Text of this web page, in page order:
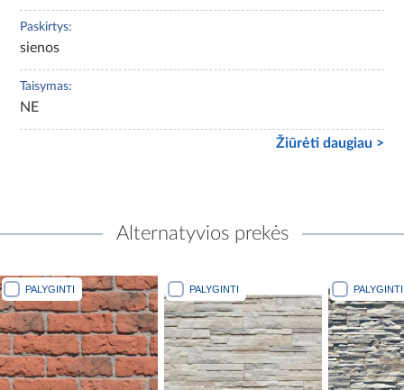
Paskirtys:
sienos
Taisymas:
NE
Žiūrėti daugiau >
Alternatyvios prekės
PALYGINTI PALYGINTI